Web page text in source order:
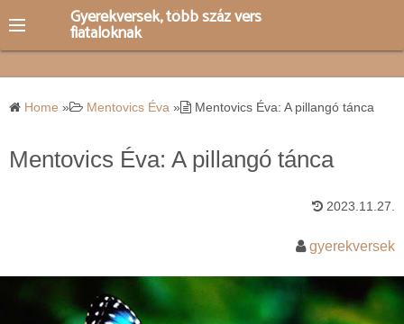
i
p
Gyerekversek, több száz vers
fiataloknak
Home » Mentovics Éva » Mentovics Éva: A pillangó tánca
Mentovics Éva: A pillangó tánca
2023.11.27.
gyerekversek